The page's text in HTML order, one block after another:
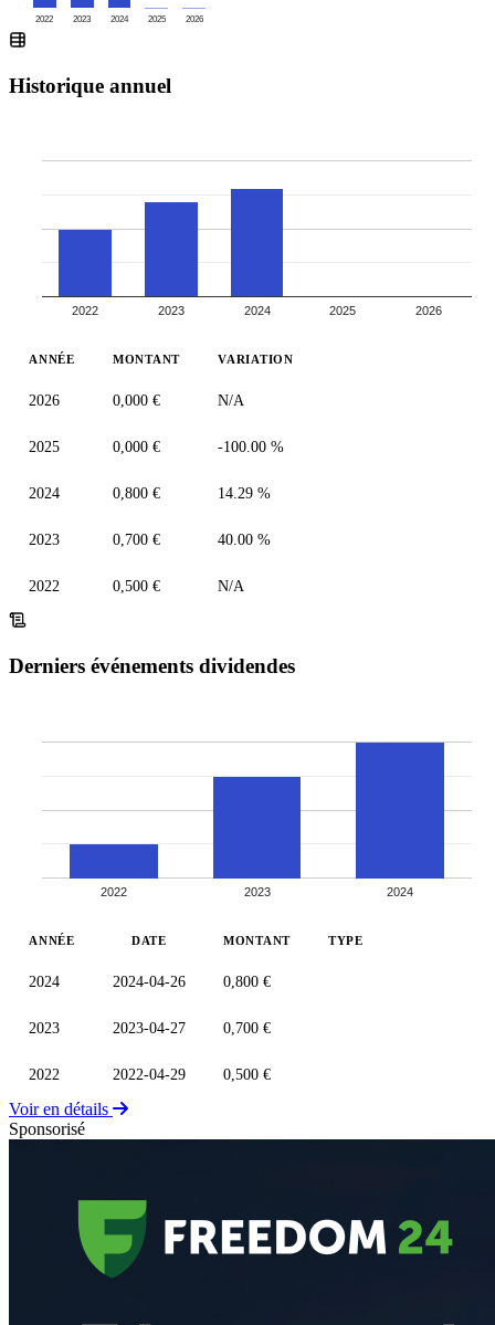
2022 2023 2024 2025 2026
Historique annuel
2022 2023 2024 2025 2026
ANNÉE MONTANT VARIATION
2026 0,000 € N/A
2025 0,000 € -100.00 %
2024 0,800 € 14.29 %
2023 0,700 € 40.00 %
2022 0,500 € N/A
Derniers événements dividendes
2022 2023 2024
ANNÉE DATE MONTANT TYPE
2024 2024-04-26 0,800 €
2023 2023-04-27 0,700 €
2022 2022-04-29 0,500 €
Voir en détails
Sponsorisé